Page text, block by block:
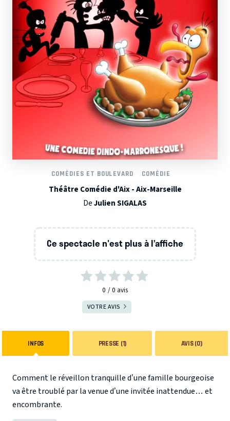
COMÉDIES ET BOULEVARD COMÉDIE
Théâtre Comédie d'Aix - Aix-Marseille
DeJulien SIGALAS
Ce spectacle n'est plus à l’affiche
0 0 avis
VOTRE AVIS
INFOS PRESSE (1) AVIS (0)
Comment le réveillon tranquille d’une famille bourgeoise
va être troublé par la venue d’une invitée inattendue… et
encombrante.